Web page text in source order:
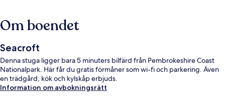
Om boendet
Seacroft
Denna stuga ligger bara 5 minuters bilfärd från Pembrokeshire Coast
Nationalpark. Här får du gratis förmåner som wi-fi och parkering. Även
en trädgård, kök och kylskåp erbjuds.
Information om avbokningsrätt